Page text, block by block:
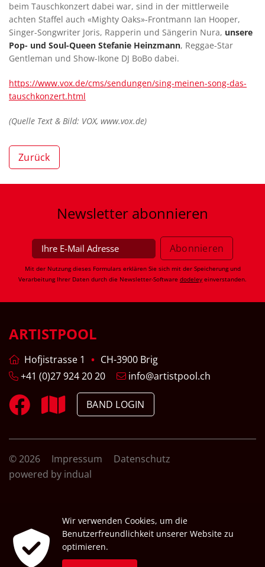
beim Tauschkonzert dabei war, sind in der mittlerweile
achten Staffel auch «Mighty Oaks»-Frontmann Ian Hooper,
Singer-Songwriter Joris, Rapperin und Sängerin Nura, unsere
Pop- und Soul-Queen Stefanie Heinzmann, Reggae-Star
Gentleman und Show-Ikone DJ BoBo dabei.
https://www.vox.de/cms/sendungen/sing-meinen-song-das-
tauschkonzert.html
(Quelle Text & Bild: VOX, www.vox.de)
Zurück
Newsletter abonnieren
Mit der Nutzung dieses Formulars erklären Sie sich mit der Speicherung und
Verarbeitung Ihrer Daten durch die Newsletter-Software dodeley einverstanden.
ARTISTPOOL
Hofjistrasse 1
CH-3900 Brig
+41 (0)27 924 20 20
info@artistpool.ch
BAND LOGIN
© 2026 Impressum
Datenschutz
powered by indual
Wir verwenden Cookies, um die
Benutzerfreundlichkeit unserer Website zu
optimieren.